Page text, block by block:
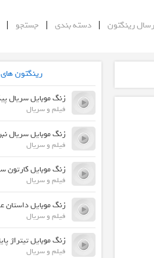
رینگتون |دسته بندی | جستجو |
رینگتون
زنگ موبایل سریال
فیلم و سریال
زنگ موبایل سریال
فیلم و سریال
زنگ موبایل کارتون
فیلم و سریال
زنگ موبایل داستان
فیلم و سریال
زنگ موبایل تیتراژ
فیلم و سریال